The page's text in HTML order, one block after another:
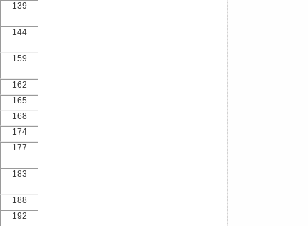
139
144
159
162
165
168
174
177
183
188
192